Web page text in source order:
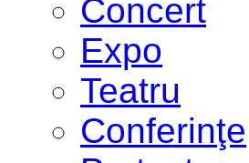
Concert
Expo
Teatru
Conferinţe